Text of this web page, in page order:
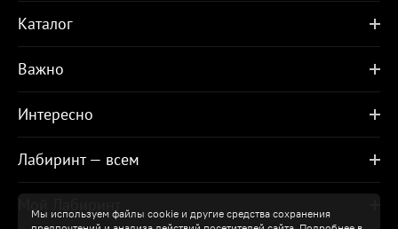
Мы используем файлы cookie и другие средства сохранения
Каталог
Важно
Интересно
Лабиринт — всем